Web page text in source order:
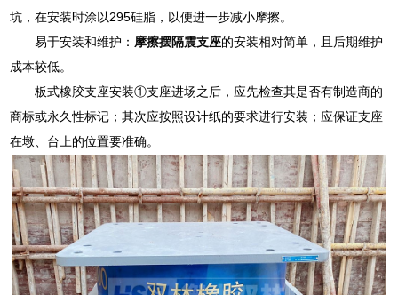
坑，在安装时涂以295硅脂，以便进一步减小摩擦。
易于安装和维护： 摩擦摆隔震支座的安装相对简单，且后期维护
成本较低。
板式橡胶支座安装①支座进场之后，应先检查其是否有制造商的
商标或永久性标记；其次应按照设计纸的要求进行安装；应保证支座
在墩、台上的位置要准确。